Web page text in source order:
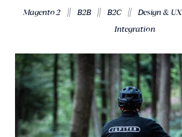
Magento 2 || B2B || B2C || Design & UX
Integration